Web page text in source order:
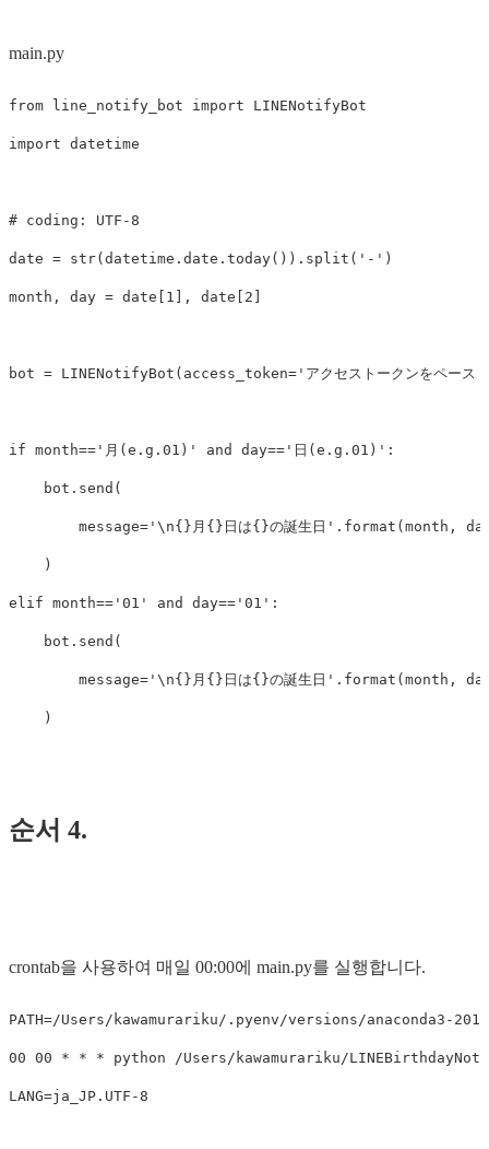
main.py
from line_notify_bot import LINENotifyBot
import datetime
date = str( datetime . date . today()). split ( '-' )
month , day = date 1 ], date 2
bot = LINENotifyBot ( access_token= 'アクセストークンをペース
if month== '月(e.g.01)' and day== '日(e.g.01)' :
bot . send (
message= ' \n{}月{}日は{}の誕生日' . format ( month ,
)
elif month== '01' and day== '01' :
bot . send (
message= ' \n{}月{}日は{}の誕生日' . format ( month ,
)
순서 4.
crontab을 사용하여 매일 00:00에 main.py를 실행합니다.
PATH=/Users/kawamurariku/.pyenv/versions/
00 00 * * * python /Users/kawamurariku/